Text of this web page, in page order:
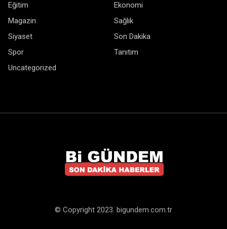
Eğitim
Ekonomi
Magazin
Sağlık
Siyaset
Son Dakika
Spor
Tanıtım
Uncategorized
© Copyright 2023. bigundem.com.tr